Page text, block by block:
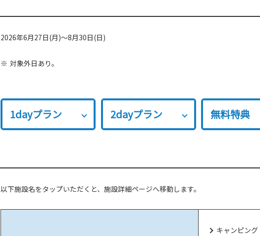
2026年6月27日(月)～8月30日(日)
対象外日あり。
1dayプラン 2dayプラン 無料特典
以下施設名をタップいただくと、施設詳細ページへ移動します。
キャンピン